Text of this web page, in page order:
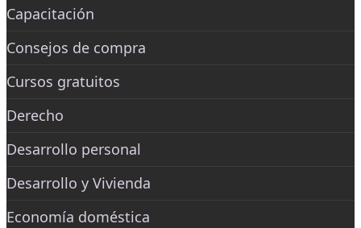
Capacitación
Consejos de compra
Cursos gratuitos
Derecho
Desarrollo personal
Desarrollo y Vivienda
Economía doméstica